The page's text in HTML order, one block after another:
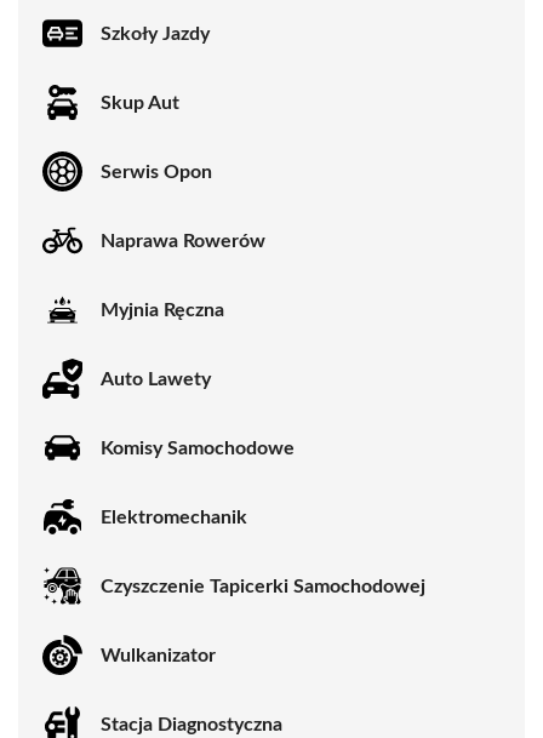
Szkoły Jazdy
Skup Aut
Serwis Opon
Naprawa Rowerów
Myjnia Ręczna
Auto Lawety
Komisy Samochodowe
Elektromechanik
Czyszczenie Tapicerki Samochodowej
Wulkanizator
Stacja Diagnostyczna